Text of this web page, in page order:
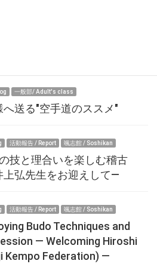
一般部/ Adult's class
送る"空手道のススメ"
活動報告 / Report 颯志館 / Soshikan
技と理合いを楽しむ稽古
弘先生をお迎えして—
活動報告 / Report 颯志館 / Soshikan
Budo Techniques and
— Welcoming Hiroshi
Kempo Federation) —